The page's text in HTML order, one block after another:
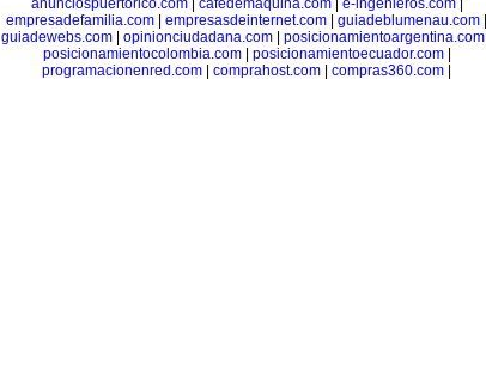
anunciospuertorico.com| cafedemaquina.com| e-ingenieros.com|
empresadefamilia.com
empresasdeinternet.com guiadeblumenau.com
guiadewebs.com
opinionciudadana.com posicionamientoargentina.com
posicionamientocolombia.com| posicionamientoecuador.com|
programacionenred.com
comprahost.com compras360.com